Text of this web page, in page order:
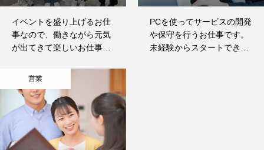
イベントを盛り上げるお仕
事なので、働きながら元気
が出てきて楽しいお仕事で
PCを使ってサービスの開発
や保守を行うお仕事です。
未経験からスタートできる
営業